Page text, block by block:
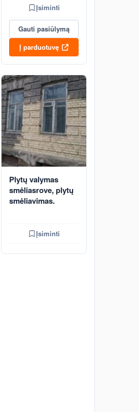
Įsiminti
Gauti pasiūlymą
Į parduotuvę
Plytų valymas
smėliasrove, plytų
smėliavimas.
Įsiminti